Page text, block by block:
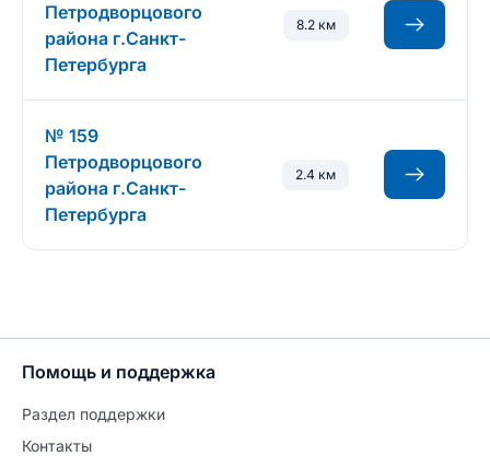
Петродворцового
района г.Санкт-
Петербурга
8.2 км
№ 159
Петродворцового
района г.Санкт-
Петербурга
2.4 км
Помощь и поддержка
Раздел поддержки
Контакты